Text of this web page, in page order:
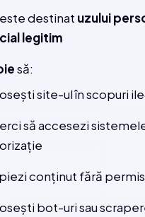
destinat uzului
legitim
să:
site-ul în scopuri
să accesezi
conținut fără
bot-uri sau